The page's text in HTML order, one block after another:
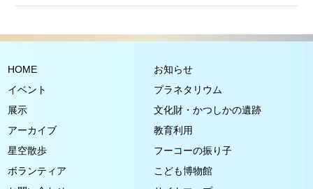
HOME
お知らせ
イベント
プラネタリウム
展示
文化財・かつしかの遺跡
アーカイブ
教育利用
星空散歩
フーコーの振り子
ボランティア
こども博物館